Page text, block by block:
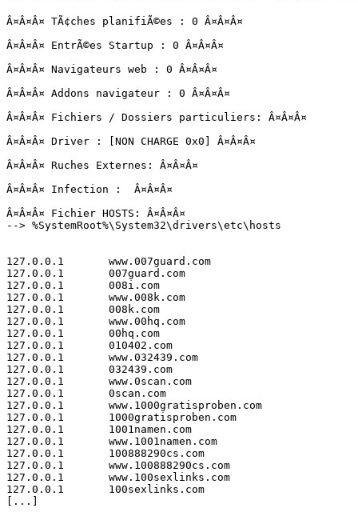
Â¤Â¤Â¤ TÃ¢ches planifiÃ©es : 0 Â¤Â¤Â¤
Â¤Â¤Â¤ EntrÃ©es Startup : 0 Â¤Â¤Â¤
Â¤Â¤Â¤ Navigateurs web : 0 Â¤Â¤Â¤
Â¤Â¤Â¤ Addons navigateur : 0 Â¤Â¤Â¤
Â¤Â¤Â¤ Fichiers / Dossiers particuliers: Â¤Â¤Â¤
Â¤Â¤Â¤ Driver : [NON CHARGE 0x0] Â¤Â¤Â¤
Â¤Â¤Â¤ Ruches Externes: Â¤Â¤Â¤
Â¤Â¤Â¤ Infection :  Â¤Â¤Â¤
Â¤Â¤Â¤ Fichier HOSTS: Â¤Â¤Â¤
--> %SystemRoot%\System32\drivers\etc\hosts
127.0.0.1	www.007guard.com
127.0.0.1	007guard.com
127.0.0.1	008i.com
127.0.0.1	www.008k.com
127.0.0.1	008k.com
127.0.0.1	www.00hq.com
127.0.0.1	00hq.com
127.0.0.1	010402.com
127.0.0.1	www.032439.com
127.0.0.1	032439.com
127.0.0.1	www.0scan.com
127.0.0.1	0scan.com
127.0.0.1	www.1000gratisproben.com
127.0.0.1	1000gratisproben.com
127.0.0.1	1001namen.com
127.0.0.1	www.1001namen.com
127.0.0.1	100888290cs.com
127.0.0.1	www.100888290cs.com
127.0.0.1	www.100sexlinks.com
127.0.0.1	100sexlinks.com
[...]